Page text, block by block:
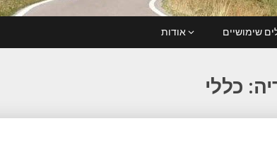
שימושיים אודות
כללי